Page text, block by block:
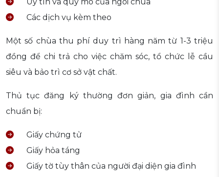
Uy tín và quy mô của ngôi chùa
Các dịch vụ kèm theo
Một số chùa thu phí duy trì hàng năm từ 1-3 triệu
đồng để chi trả cho việc chăm sóc, tổ chức lễ cầu
siêu và bảo trì cơ sở vật chất.
Thủ tục đăng ký thường đơn giản, gia đình cần
chuẩn bị:
Giấy chứng tử
Giấy hỏa táng
Giấy tờ tùy thân của người đại diện gia đình